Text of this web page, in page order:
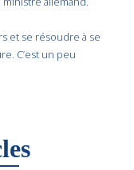
et se résoudre à se
C’est un peu